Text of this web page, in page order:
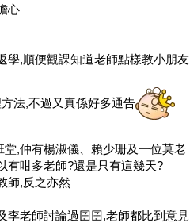
心
學,順便觀課知道老師點樣教小朋友
法,不過又真係好多通告
,仲有楊淑儀、賴少珊及一位莫老
有咁多老師?還是只有這幾天?
師,反之亦然
李老師討論過囝囝,老師都比到意見